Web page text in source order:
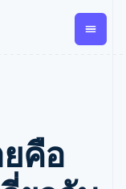
Global
Payouts
คือ